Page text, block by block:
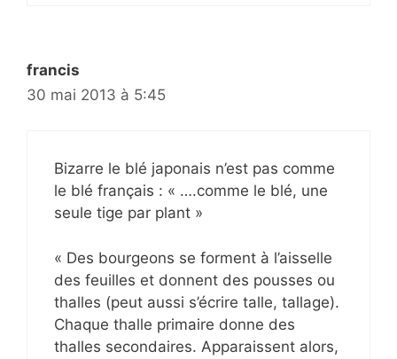
francis
30 mai 2013 à 5:45
Bizarre le blé japonais n’est pas comme
le blé français : « ….comme le blé, une
seule tige par plant »
« Des bourgeons se forment à l’aisselle
des feuilles et donnent des pousses ou
thalles (peut aussi s’écrire talle, tallage).
Chaque thalle primaire donne des
thalles secondaires. Apparaissent alors,